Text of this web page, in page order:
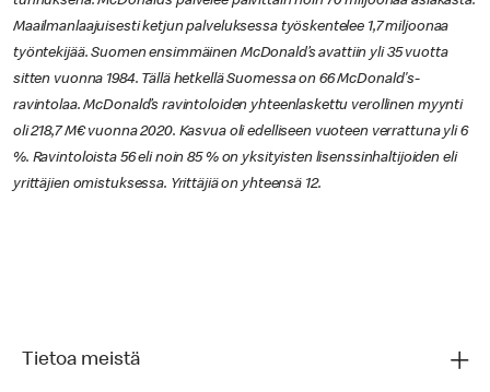
Maailmanlaajuisesti ketjun palveluksessa työskentelee 1,7 miljoonaa
työntekijää. Suomen ensimmäinen McDonald’s avattiin yli 35 vuotta
sitten vuonna 1984. Tällä hetkellä Suomessa on 66 McDonald's-
ravintolaa. McDonald’s ravintoloiden yhteenlaskettu verollinen myynti
oli 218,7 M€ vuonna 2020. Kasvua oli edelliseen vuoteen verrattuna yli 6
%. Ravintoloista 56 eli noin 85 % on yksityisten lisenssinhaltijoiden eli
yrittäjien omistuksessa. Yrittäjiä on yhteensä 12.
Tietoa meistä